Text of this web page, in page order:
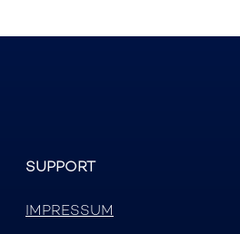
SUPPORT
IMPRESSUM